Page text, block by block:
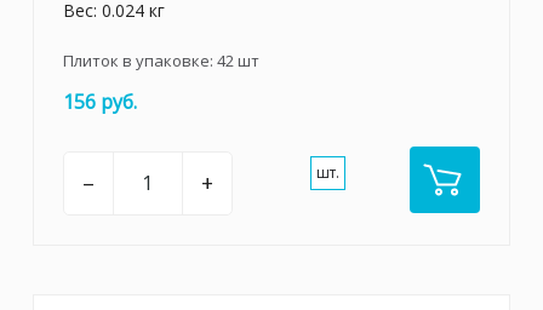
Вес: 0.024 кг
Плиток в упаковке: 42шт
156 руб.
– + шт.